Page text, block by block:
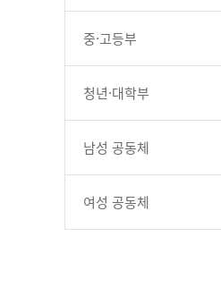
중·고등부
청년·대학부
남성 공동체
여성 공동체